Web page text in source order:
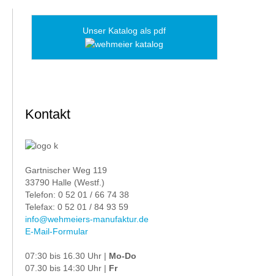
Unser Katalog als pdf
Kontakt
Gartnischer Weg 119
33790 Halle (Westf.)
Telefon: 0 52 01 / 66 74 38
Telefax: 0 52 01 / 84 93 59
info@wehmeiers-manufaktur.de
E-Mail-Formular
07:30 bis 16.30 Uhr | Mo-Do
07.30 bis 14:30 Uhr | Fr